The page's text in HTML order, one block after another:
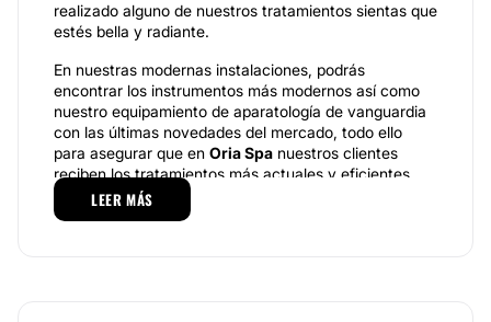
realizado alguno de nuestros tratamientos sientas que
estés bella y radiante.
En nuestras modernas instalaciones, podrás
encontrar los instrumentos más modernos así como
nuestro equipamiento de aparatología de vanguardia
con las últimas novedades del mercado, todo ello
para asegurar que en Oria Spa nuestros clientes
reciben los tratamientos más actuales y eficientes
con los productos de primeras firmas de la máxima
calidad.
LEER MÁS